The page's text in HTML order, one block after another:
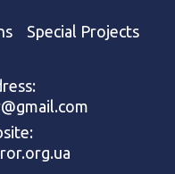
Special Projects